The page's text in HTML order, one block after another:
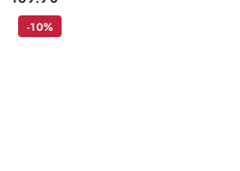
Cena:
-10%